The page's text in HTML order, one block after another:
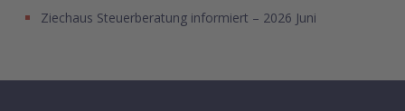
Ziechaus Steuerberatung informiert – 2026 Juni